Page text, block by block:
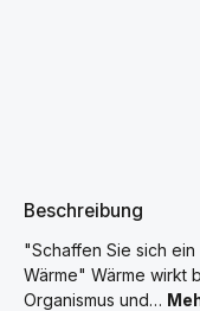
Beschreibung
"Schaffen Sie sich
Wärme" Wärme wirkt
Organismus und…